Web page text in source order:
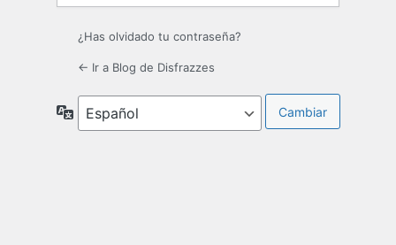
¿Has olvidado tu contraseña?
← Ir a Blog de Disfrazzes
Idioma